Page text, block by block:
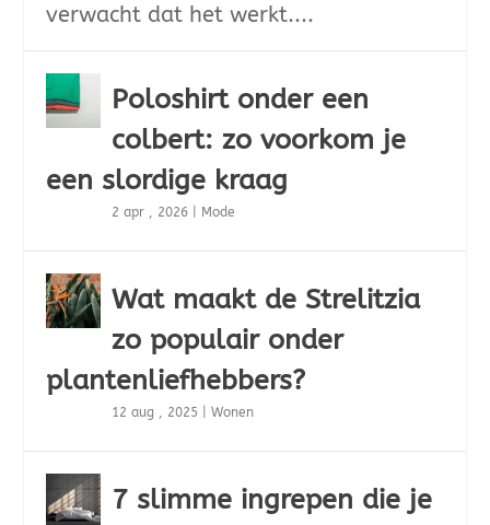
verwacht dat het werkt....
Poloshirt onder een
colbert: zo voorkom je
een slordige kraag
2 apr , 2026 Mode
Wat maakt de Strelitzia
zo populair onder
plantenliefhebbers?
12 aug , 2025 |Wonen
7 slimme ingrepen die je